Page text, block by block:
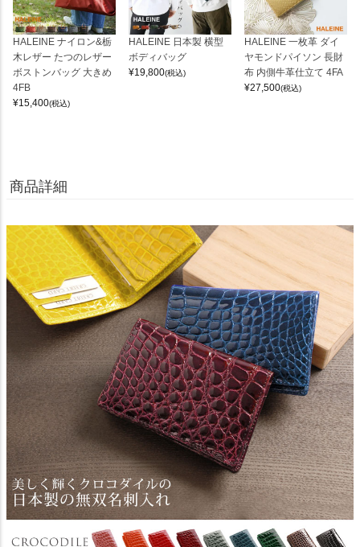
HALEINE ナイロン&栃
木レザー たつのレザー
ボストンバッグ 大きめ
4FB
¥15,400(税込)
HALEINE 日本製 横型
ボディバッグ
¥19,800(税込)
HALEINE 一枚革 ダイ
ヤモンドパイソン 長財
布 内側牛革仕立て 4FA
¥27,500(税込)
商品詳細